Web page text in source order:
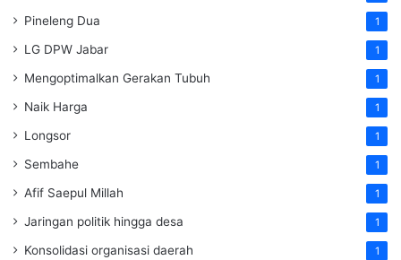
Pineleng Dua 1
LG DPW Jabar 1
Mengoptimalkan Gerakan Tubuh 1
Naik Harga 1
Longsor 1
Sembahe 1
Afif Saepul Millah 1
Jaringan politik hingga desa 1
Konsolidasi organisasi daerah 1